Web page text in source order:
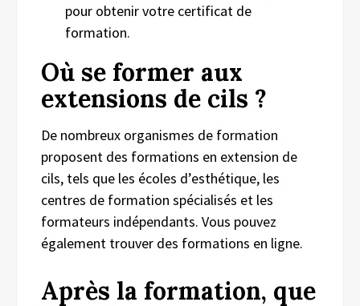
pour obtenir votre certificat de
formation.
Où se former aux
extensions de cils ?
De nombreux organismes de formation
proposent des formations en extension de
cils, tels que les écoles d’esthétique, les
centres de formation spécialisés et les
formateurs indépendants. Vous pouvez
également trouver des formations en ligne.
Après la formation, que